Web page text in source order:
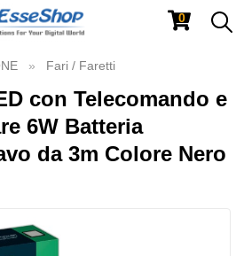
0
Fari / Faretti
con Telecomando e
6W Batteria
da 3m Colore Nero